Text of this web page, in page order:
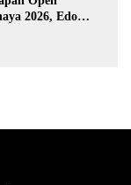
2026, Edo